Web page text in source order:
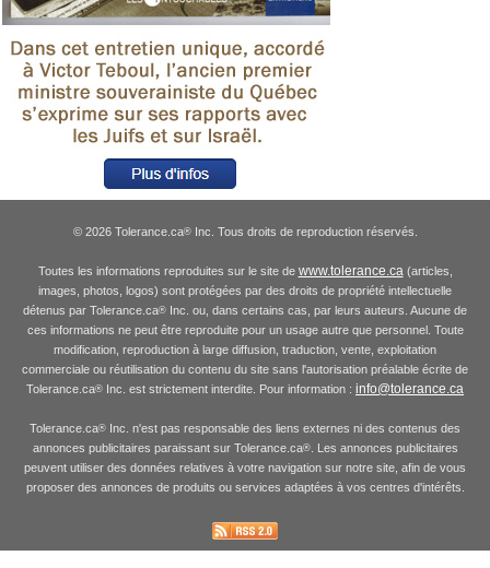
© 2026 Tolerance.ca®Inc. Tous droits de reproduction réservés.
Toutes les informations reproduites sur le site de www.tolerance.ca(articles,
images, photos, logos) sont protégées par des droits de propriété intellectuelle
détenus par Tolerance.ca® Inc. ou, dans certains cas, par leurs auteurs. Aucune de
ces informations ne peut être reproduite pour un usage autre que personnel. Toute
modification, reproduction à large diffusion, traduction, vente, exploitation
commerciale ou réutilisation du contenu du site sans l'autorisation préalable écrite de
Tolerance.ca® Inc. est strictement interdite. Pour information : info@tolerance.ca
Tolerance.ca® Inc. n'est pas responsable des liens externes ni des contenus des
annonces publicitaires paraissant sur Tolerance.ca®. Les annonces publicitaires
peuvent utiliser des données relatives à votre navigation sur notre site, afin de vous
proposer des annonces de produits ou services adaptées à vos centres d'intérêts.